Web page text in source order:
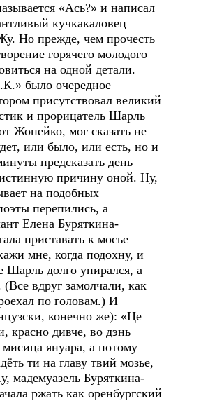
«Ась?» и написал
кучкакаловец
Но прежде, чем прочесть
горячего молодого
на одной детали.
было очередное
присутствовал великий
и прорицатель Шарль
Жопейко, мог сказать не
или было, или есть, но и
предсказать день
причину оной. Ну,
на подобных
перепились, а
Елена Буряткина-
приставать к мосье
мне, когда подохну, и
Шарль долго упирался, а
вдруг замолчали, как
по головам.) И
конечно же): «Це
красно дивче, во дэнь
януара, а потому
ти на главу твий мозье,
мадемуазель Буряткина-
ржать как оренбургский